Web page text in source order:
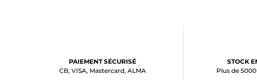
PAIEMENT SÉCURISÉ
CB, VISA, Mastercard, ALMA
STOCK
Plus de